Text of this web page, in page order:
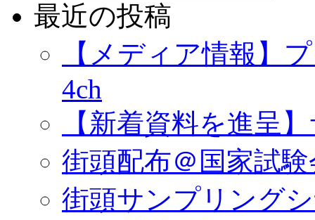
最近の投稿
【メディア情報】
4ch
【新着資料を進呈
街頭配布＠国家試
街頭サンプリング